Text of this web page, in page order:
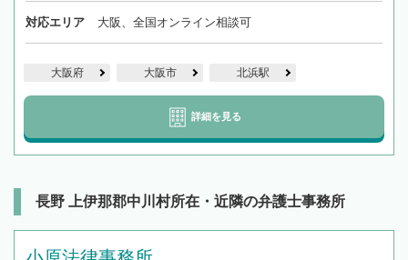
対応エリア 大阪、全国オンライン相談可
大阪府 大阪市 北浜駅
詳細を見る
長野 上伊那郡中川村所在・近隣の弁護士事務所